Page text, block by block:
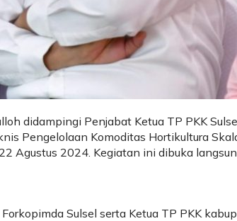
didampingi Penjabat Ketua TP PKK
Pengelolaan Komoditas Hortikultura
Agustus 2024. Kegiatan ini dibuka
Sulsel serta Ketua TP PKK